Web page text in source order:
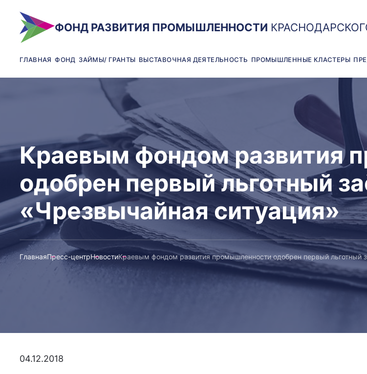
ФОНД РАЗВИТИЯ ПРОМЫШЛЕННОСТИ
ГЛАВНАЯ ФОНД ЗАЙМЫ/ ГРАНТЫ ВЫСТАВОЧНАЯ ДЕЯТЕЛЬНОСТЬ ПРОМЫШЛЕННЫЕ КЛАСТЕРЫ
Краевым фондом развития
одобрен первый льготный
«Чрезвычайная ситуация»
ГлавнаяПресс-центрНовостиКраевым фондом развития промышленности одобрен первый льготный
04.12.2018